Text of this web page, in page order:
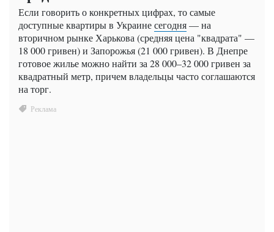
Если говорить о конкретных цифрах, то самые
доступные квартиры в Украинесегодня— на
вторичном рынке Харькова (средняя цена "квадрата" —
18 000 гривен) и Запорожья (21 000 гривен). В Днепре
готовое жилье можно найти за 28 000–32 000 гривен за
квадратный метр, причем владельцы часто соглашаются
на торг.